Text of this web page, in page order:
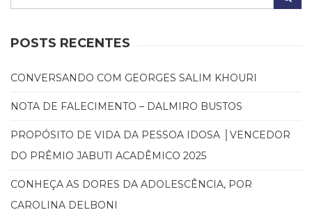
POSTS RECENTES
CONVERSANDO COM GEORGES SALIM KHOURI
NOTA DE FALECIMENTO – DALMIRO BUSTOS
PROPÓSITO DE VIDA DA PESSOA IDOSA │VENCEDOR
DO PRÊMIO JABUTI ACADÊMICO 2025
CONHEÇA AS DORES DA ADOLESCÊNCIA, POR
CAROLINA DELBONI